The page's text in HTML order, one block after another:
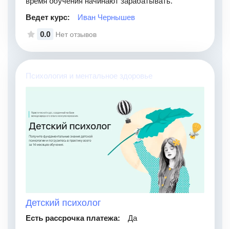
Ведет курс:
Иван Чернышев
0.0
Нет отзывов
Психология и ментальное здоровье
Детский психолог
Есть рассрочка платежа:
Да